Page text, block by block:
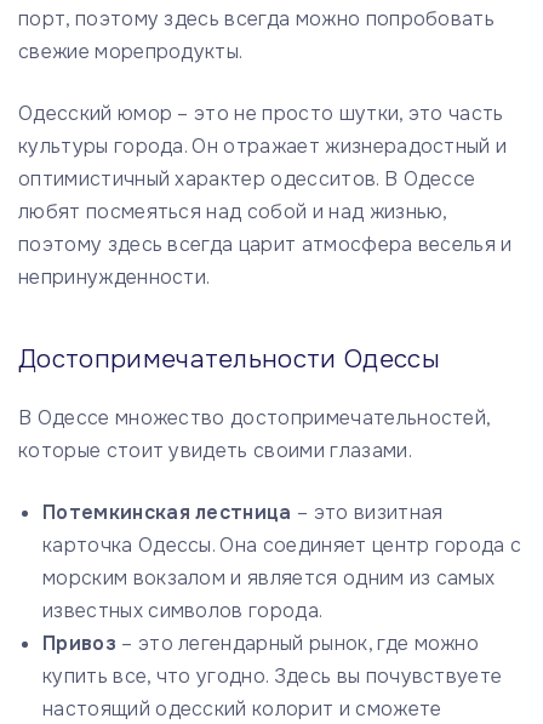
порт, поэтому здесь всегда можно попробовать
свежие морепродукты.
Одесский юмор – это не просто шутки, это часть
культуры города. Он отражает жизнерадостный и
оптимистичный характер одесситов. В Одессе
любят посмеяться над собой и над жизнью,
поэтому здесь всегда царит атмосфера веселья и
непринужденности.
Достопримечательности Одессы
В Одессе множество достопримечательностей,
которые стоит увидеть своими глазами.
Потемкинская лестница – это визитная
карточка Одессы. Она соединяет центр города с
морским вокзалом и является одним из самых
известных символов города.
Привоз – это легендарный рынок, где можно
купить все, что угодно. Здесь вы почувствуете
настоящий одесский колорит и сможете